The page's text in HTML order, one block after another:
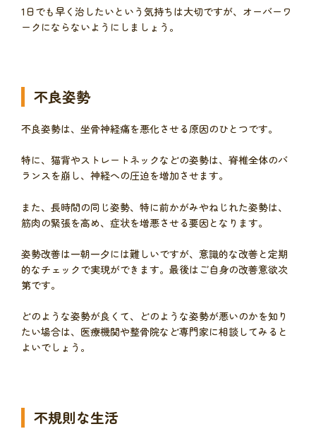
1日でも早く治したいという気持ちは大切ですが、オーバーワ
ークにならないようにしましょう。
不良姿勢
不良姿勢は、坐骨神経痛を悪化させる原因のひとつです。
特に、猫背やストレートネックなどの姿勢は、脊椎全体のバ
ランスを崩し、神経への圧迫を増加させます。
また、長時間の同じ姿勢、特に前かがみやねじれた姿勢は、
筋肉の緊張を高め、症状を増悪させる要因となります。
姿勢改善は一朝一夕には難しいですが、意識的な改善と定期
的なチェックで実現ができます。最後はご自身の改善意欲次
第です。
どのような姿勢が良くて、どのような姿勢が悪いのかを知り
たい場合は、医療機関や整骨院など専門家に相談してみると
よいでしょう。
不規則な生活